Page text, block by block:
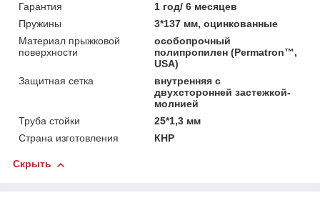
Гарантия
1 год/ 6 месяцев
Пружины
3*137 мм, оцинкованные
Материал прыжковой
поверхности
особопрочный
полипропилен (Permatron™,
USA)
Защитная сетка
внутренняя с
двухсторонней застежкой-
молнией
Труба стойки
25*1,3 мм
Страна изготовления
КНР
Скрыть